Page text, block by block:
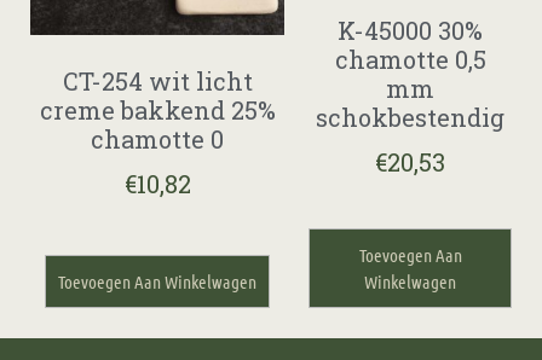
CT-254 wit licht
creme bakkend 25%
chamotte 0
€10,82
Toevoegen Aan Winkelwagen
K-45000 30%
chamotte 0,5
mm
schokbestendig
€20,53
Toevoegen Aan
Winkelwagen